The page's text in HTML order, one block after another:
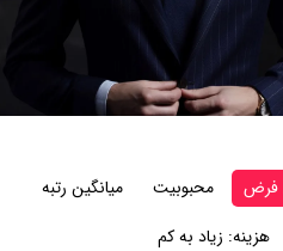
فرض محبوبیت
میانگین رتبه
هزینه: زیاد به کم